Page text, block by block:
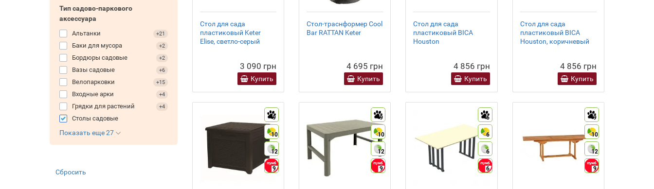
Тип садово-паркового
аксессуара
Альтанки +21
Баки для мусора +2
Бордюры садовые +2
Вазы садовые +6
Велопарковки +15
Входные арки +4
Грядки для растений +4
Столы садовые
Показать еще 27
Сбросить
Стол для сада
пластиковый Keter
Elise, светло-серый
3 090 грн
Купить
Стол-траснформер Cool
Bar RATTAN Keter
4 695 грн
Купить
Стол для сада
пластиковый BICA
Houston
4 856 грн
Купить
Стол для сада
пластиковый BICA
Houston, коричневый
4 856 грн
Купить
9
10
12
9
9
10
12
9
6
6
6
6
9
10
12
9